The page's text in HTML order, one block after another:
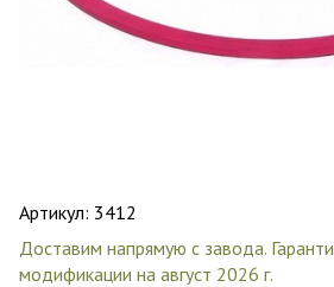
Артикул: 3412
Доставим напрямую с завода.
модификации на август 2026 г.